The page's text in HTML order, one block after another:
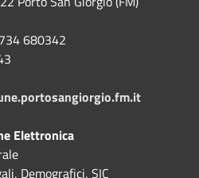
680342
Elettronica
Demografici, SIC